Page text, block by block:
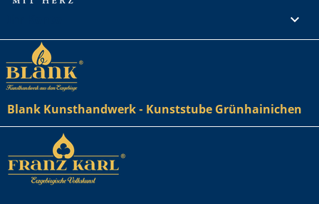

Blank Kunsthandwerk - Kunststube Grünhainichen